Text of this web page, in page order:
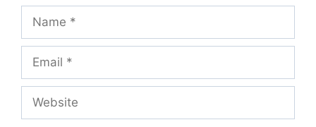
Name
Email
Website